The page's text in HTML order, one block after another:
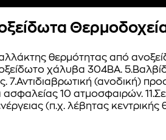
θερμότητας από
χάλυβα 304ΒΑ.
7.Αντιδιαβρωτική (ανοδική)
10 ατμοσφαιρών.
(π.χ. λέβητας κεντρικής